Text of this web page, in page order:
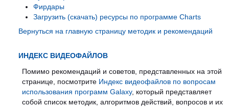
Фирдары
Загрузить (скачать) ресурсы по программе Charts
Вернуться на главную страницу методик и рекомендаций
ИНДЕКС ВИДЕОФАЙЛОВ
Помимо рекомендаций и советов, представленных на этой
странице, посмотрите Индекс видеофайлов по вопросам
использования программ Galaxy, который представляет
собой список методик, алгоритмов действий, вопросов и их